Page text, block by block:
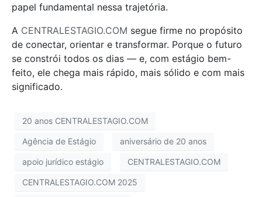
papel fundamental nessa trajetória.
A CENTRALESTAGIO.COM segue firme no propósito
de conectar, orientar e transformar. Porque o futuro
se constrói todos os dias — e, com estágio bem-
feito, ele chega mais rápido, mais sólido e com mais
significado.
20 anos CENTRALESTAGIO.COM
Agência de Estágio aniversário de 20 anos
apoio jurídico estágio CENTRALESTAGIO.COM
CENTRALESTAGIO.COM 2025